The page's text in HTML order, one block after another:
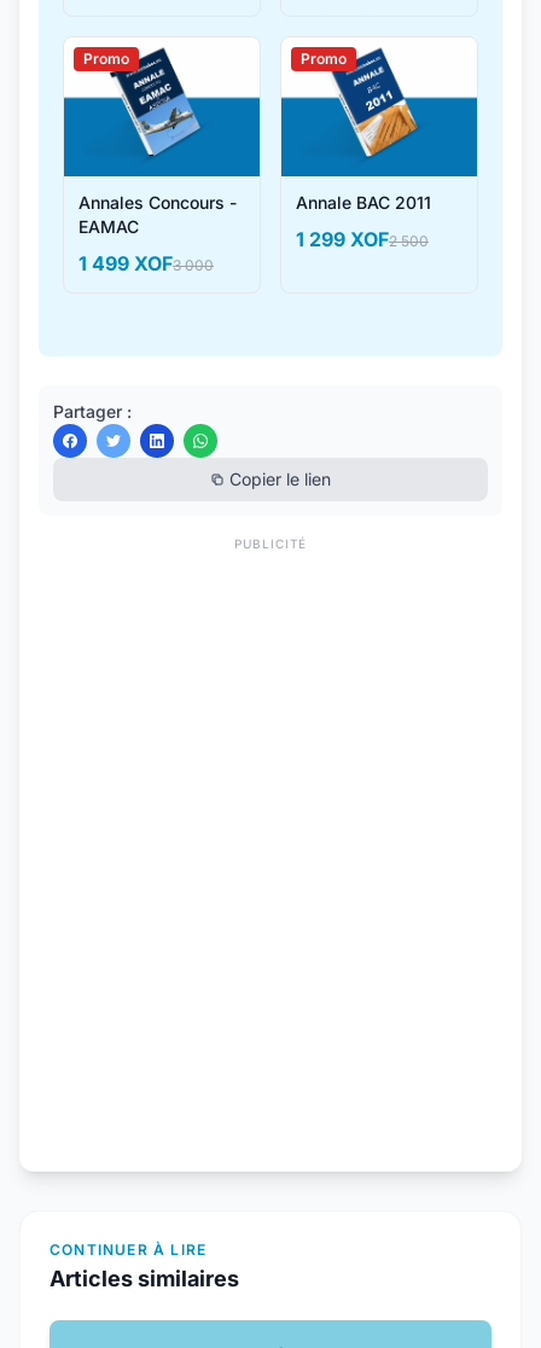
Promo
Annales Concours -
EAMAC
1 499 XOF3 000
Promo
Annale BAC 2011
1 299 XOF2 500
Partager :
Copier le lien
PUBLICITÉ
CONTINUER À LIRE
Articles similaires